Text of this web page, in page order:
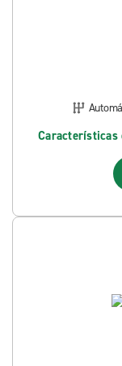
Características